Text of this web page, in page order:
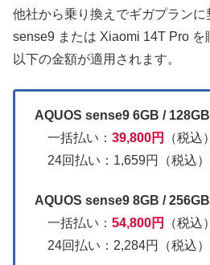
他社から乗り換えでギガプラン
sense9 または Xiaomi 14T Pro
以下の金額が適用されます。
AQUOS sense9 6GB / 128GB
一括払い： 39,800円
（税込）
24回払い：1,659円（税込）
AQUOS sense9 8GB / 256GB
一括払い： 54,800円
（税込）
24回払い：2,284円（税込）